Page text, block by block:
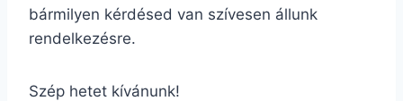
bármilyen kérdésed van szívesen állunk
rendelkezésre.
Szép hetet kívánunk!